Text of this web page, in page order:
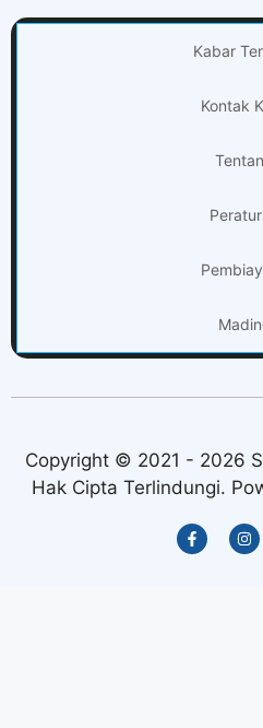
Kabar
Kontak
Copyright © 2021 - 2026
Hak Cipta Terlindungi.